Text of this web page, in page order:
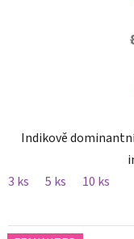
Indikově
3 ks
5 ks 10 ks